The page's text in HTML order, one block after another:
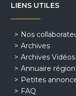
LIENS UTILES
Nos
Archives
Archives Vidéos
Annuaire
Petites
FAQ